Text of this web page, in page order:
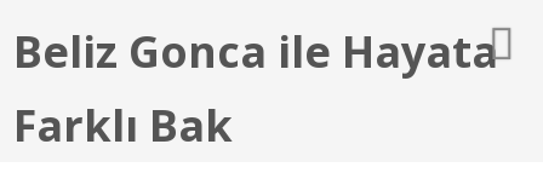
Beliz Gonca ile Hayata
Farklı Bak